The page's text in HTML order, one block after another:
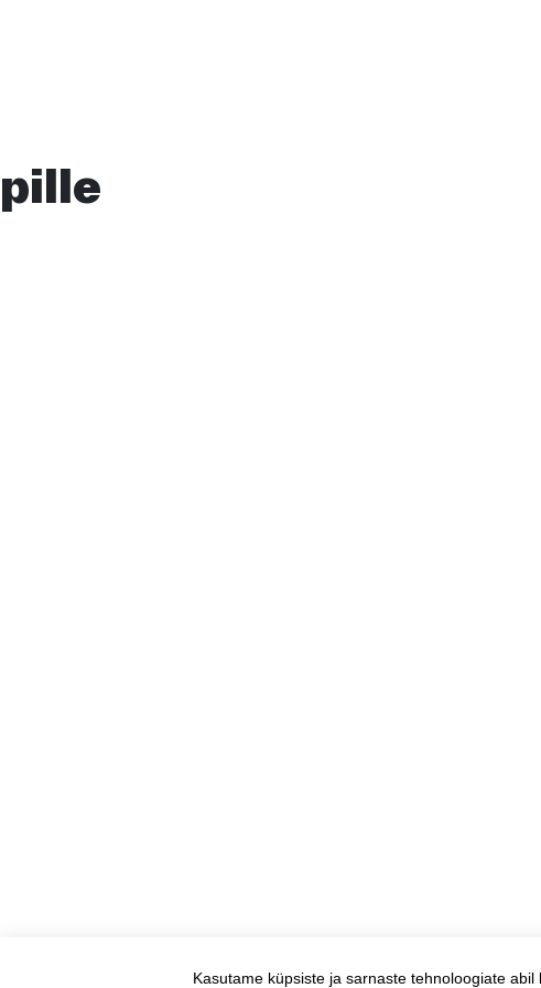
pille
Kasutame küpsiste ja sarnaste tehnoloogiate